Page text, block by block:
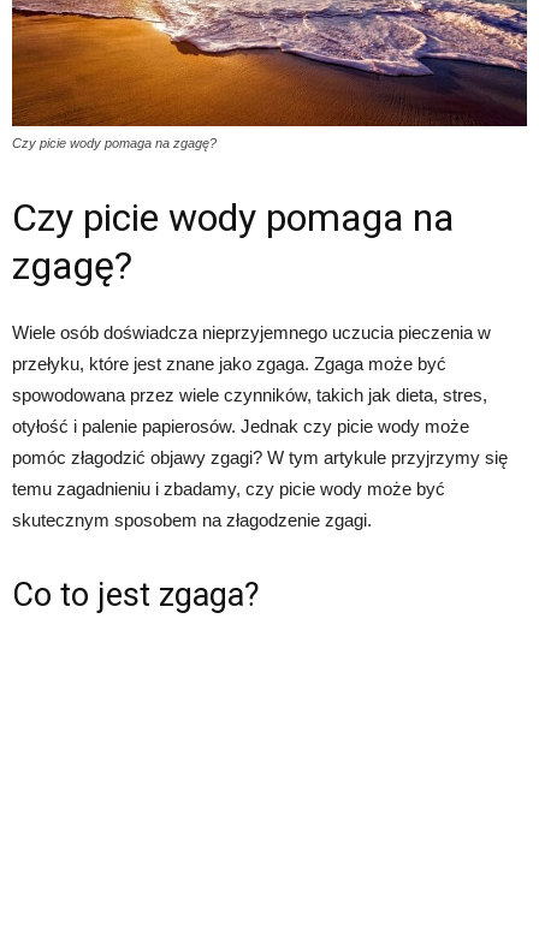
Czy picie wody pomaga na zgagę?
Czy picie wody pomaga na
zgagę?
Wiele osób doświadcza nieprzyjemnego uczucia pieczenia w
przełyku, które jest znane jako zgaga. Zgaga może być
spowodowana przez wiele czynników, takich jak dieta, stres,
otyłość i palenie papierosów. Jednak czy picie wody może
pomóc złagodzić objawy zgagi? W tym artykule przyjrzymy się
temu zagadnieniu i zbadamy, czy picie wody może być
skutecznym sposobem na złagodzenie zgagi.
Co to jest zgaga?